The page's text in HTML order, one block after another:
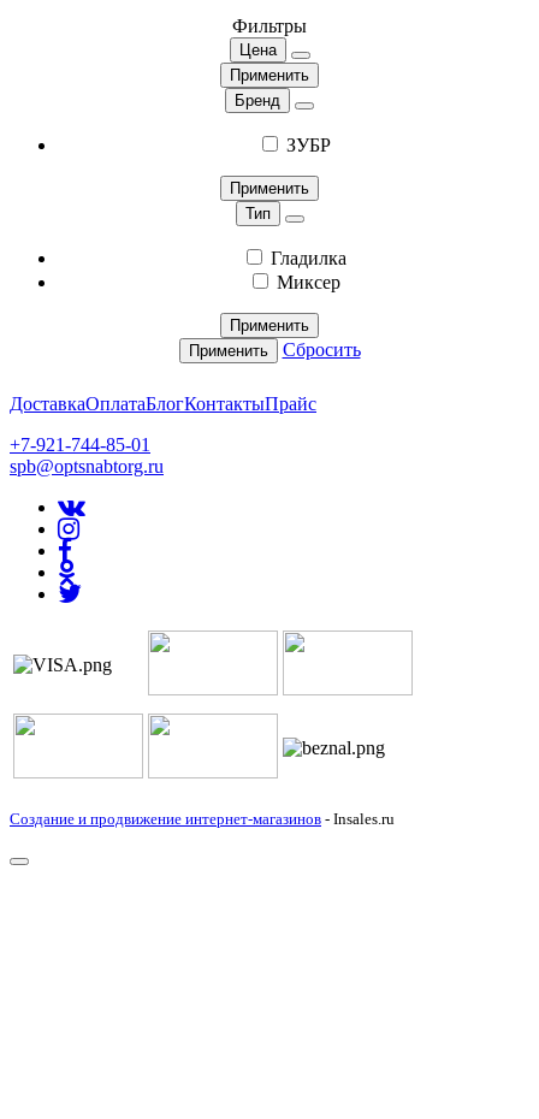
Фильтры
Цена
Применить
Бренд
ЗУБР
Применить
Тип
Гладилка
Миксер
Применить
Применить
Сбросить
ДоставкаОплатаБлогКонтактыПрайс
+7-921-744-85-01
spb@optsnabtorg.ru
Создание и продвижение интернет-магазинов - Insales.ru